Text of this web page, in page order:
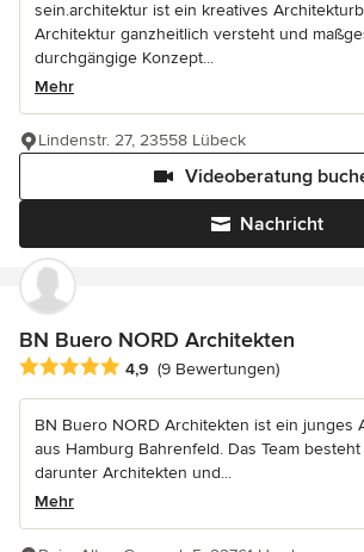
sein.architektur ist ein kreatives
Architektur ganzheitlich versteht und
durchgängige Konzept...
Mehr
Nachricht
Videoberatung
Lindenstr. 27, 23558 Lübeck
BN Buero NORD Architekten
Durchschnittliche Bewertung: 4.9 von 5
4,9 (9 Bewertungen)
BN Buero NORD Architekten ist ein junges
aus Hamburg Bahrenfeld. Das Team
darunter Architekten und...
Mehr